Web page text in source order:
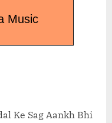
Music
Ke Sag Aankh Bhi